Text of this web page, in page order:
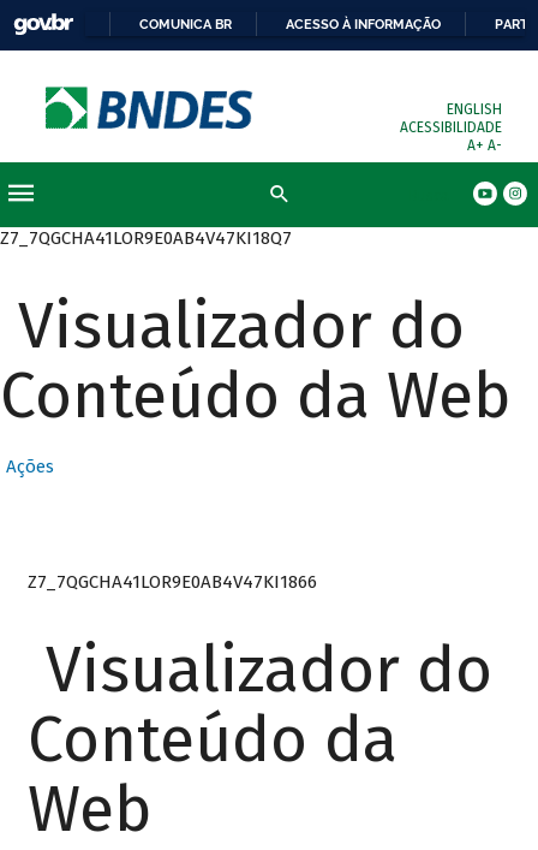
COMUNICA BR ACESSO À INFORMAÇÃO
ENGLISH
ACESSIBILIDADE
A+ A-
Z7_7QGCHA41LOR9E0AB4V47KI18Q7
Visualizador do
Conteúdo da Web
Ações
Z7_7QGCHA41LOR9E0AB4V47KI1866
Visualizador do
Conteúdo da
Web